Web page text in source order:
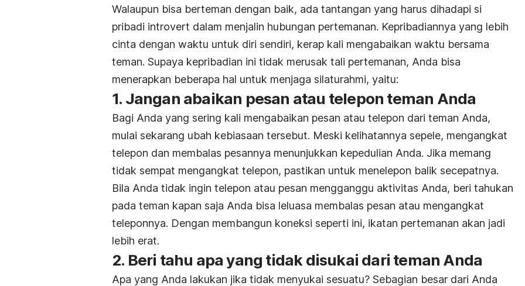
Walaupun bisa berteman dengan baik, ada tantangan yang harus dihadapi si
pribadi introvert dalam menjalin hubungan pertemanan. Kepribadiannya yang lebih
cinta dengan waktu untuk diri sendiri, kerap kali mengabaikan waktu bersama
teman. Supaya kepribadian ini tidak merusak tali pertemanan, Anda bisa
menerapkan beberapa hal untuk menjaga silaturahmi, yaitu:
1. Jangan abaikan pesan atau telepon teman Anda
Bagi Anda yang sering kali mengabaikan pesan atau telepon dari teman Anda,
mulai sekarang ubah kebiasaan tersebut. Meski kelihatannya sepele, mengangkat
telepon dan membalas pesannya menunjukkan kepedulian Anda. Jika memang
tidak sempat mengangkat telepon, pastikan untuk menelepon balik secepatnya.
Bila Anda tidak ingin telepon atau pesan mengganggu aktivitas Anda, beri tahukan
pada teman kapan saja Anda bisa leluasa membalas pesan atau mengangkat
teleponnya. Dengan membangun koneksi seperti ini, ikatan pertemanan akan jadi
lebih erat.
2. Beri tahu apa yang tidak disukai dari teman Anda
Apa yang Anda lakukan jika tidak menyukai sesuatu? Sebagian besar dari Anda